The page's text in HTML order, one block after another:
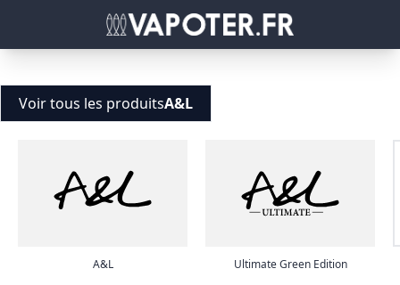
Voir tous les produitsA&L
A&L Ultimate Green Edition